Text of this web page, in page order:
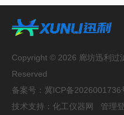
Copyright © 2026 廊坊迅利过
Reserved
备案号： 冀ICP备2026001736
技术支持： 化工仪器网 管理